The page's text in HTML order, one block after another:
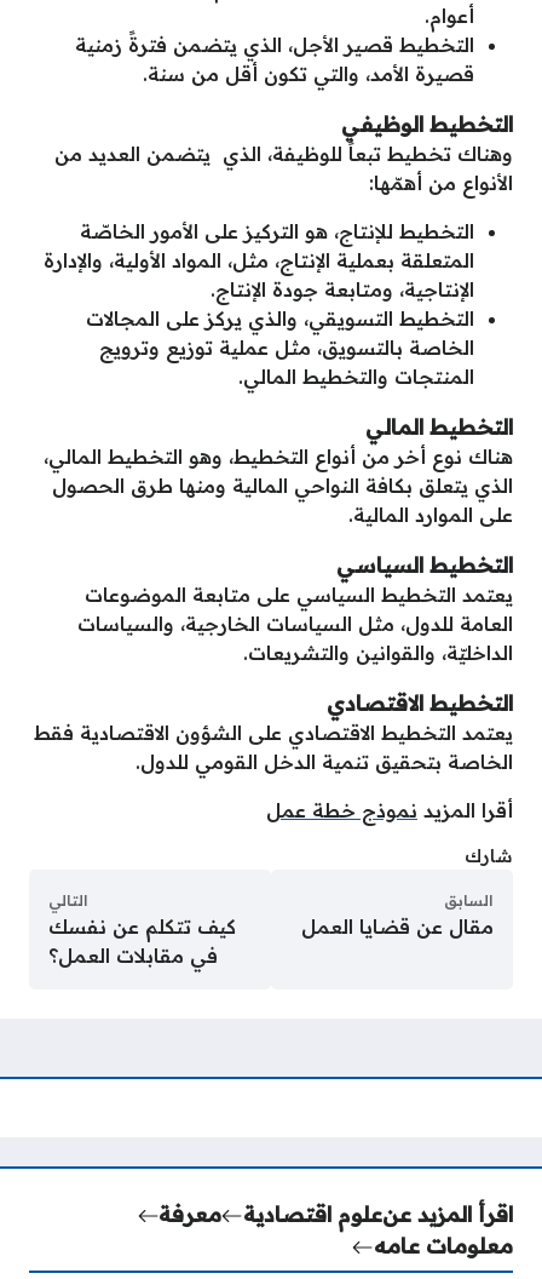
أعوام.
التخطيط قصير الأجل، الذي يتضمن فترةً زمنية
قصيرة الأمد، والتي تكون أقل من سنة.
التخطيط الوظيفي
وهناك تخطيط تبعاً للوظيفة، الذي يتضمن العديد من
الأنواع من أهمّها:
التخطيط للإنتاج، هو التركيز على الأمور الخاصّة
المتعلقة بعملية الإنتاج، مثل، المواد الأولية، والإدارة
الإنتاجية، ومتابعة جودة الإنتاج.
التخطيط التسويقي، والذي يركز على المجالات
الخاصة بالتسويق، مثل عملية توزيع وترويج
المنتجات والتخطيط المالي.
التخطيط المالي
هناك نوع أخر من أنواع التخطيط، وهو التخطيط المالي،
الذي يتعلق بكافة النواحي المالية ومنها طرق الحصول
على الموارد المالية.
التخطيط السياسي
يعتمد التخطيط السياسي على متابعة الموضوعات
العامة للدول، مثل السياسات الخارجية، والسياسات
الداخليّة، والقوانين والتشريعات.
التخطيط الاقتصادي
يعتمد التخطيط الاقتصادي على الشؤون الاقتصادية فقط
الخاصة بتحقيق تنمية الدخل القومي للدول.
أقرا المزيد نموذج خطة عمل
شارك
السابق
مقال عن قضايا العمل
التالي
كيف تتكلم عن نفسك
في مقابلات العمل؟
اقرأ المزيد عنعلوم اقتصادية
معرفة
معلومات عامه